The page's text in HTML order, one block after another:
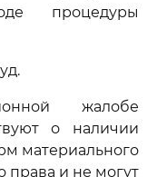
процедуры
жалобе
о наличии
материального
права и не могут